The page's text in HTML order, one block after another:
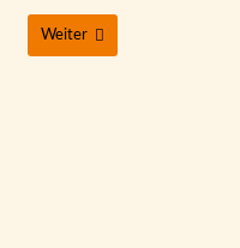
Weiter